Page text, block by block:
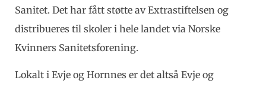
Sanitet. Det har fått støtte av Extrastiftelsen og
distribueres til skoler i hele landet via Norske
Kvinners Sanitetsforening.
Lokalt i Evje og Hornnes er det altså Evje og